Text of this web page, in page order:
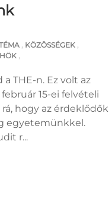
, KÖZÖSSÉGEK ,
HÖK ,
THE-n. Ez volt az
15-ei felvételi
hogy az érdeklődők
egyetemünkkel.
r...